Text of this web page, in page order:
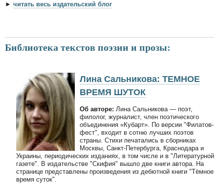
► читать весь издательский блог
Библиотека текстов поэзии и прозы:
Лина Сальникова: ТЕМНОЕ
ВРЕМЯ ШУТОК
Об авторе: Лина Сальникова — поэт,
филолог, журналист, член поэтического
объединения «Кубарт». По версии "Филатов-
фест", входит в сотню лучших поэтов
страны. Стихи печатались в сборниках
Москвы, Санкт-Петербурга, Краснодара и
Украины, периодических изданиях, в том числе и в "Литературной
газете". В издательстве "Скифия" вышло две книги автора. На
странице представлены произведения из дебютной книги "Тёмное
время суток".